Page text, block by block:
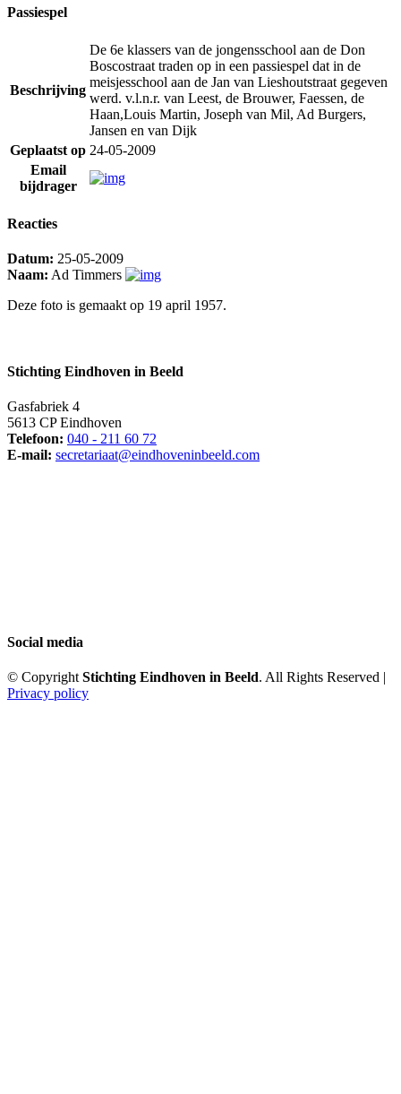
Passiespel
Beschrijving
De 6e klassers van de jongensschool aan de Don
Boscostraat traden op in een passiespel dat in de
meisjesschool aan de Jan van Lieshoutstraat gegeven
werd. v.l.n.r. van Leest, de Brouwer, Faessen, de
Haan,Louis Martin, Joseph van Mil, Ad Burgers,
Jansen en van Dijk
Geplaatst op 24-05-2009
Email
bijdrager
Reacties
Datum: 25-05-2009
Naam: Ad Timmers
Deze foto is gemaakt op 19 april 1957.
Stichting Eindhoven in Beeld
Gasfabriek 4
5613 CP Eindhoven
Telefoon: 040 - 211 60 72
E-mail: secretariaat@eindhoveninbeeld.com
Social media
© CopyrightStichting Eindhoven in Beeld. All Rights Reserved |
Privacy policy